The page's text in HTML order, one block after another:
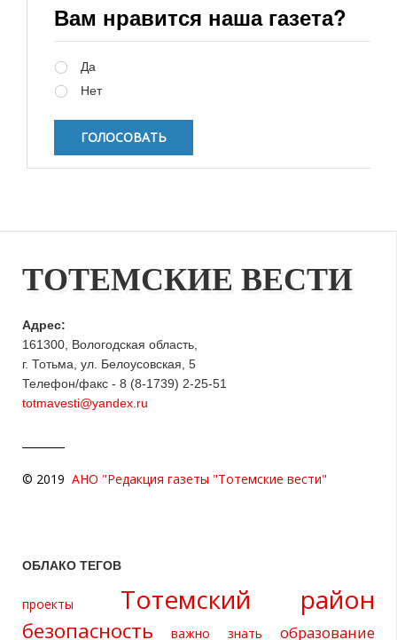
Вам нравится наша газета?
Да
Нет
ТОТЕМСКИЕ ВЕСТИ
Адрес:
161300, Вологодская область,
г. Тотьма, ул. Белоусовская, 5
Телефон/факс - 8 (8-1739) 2-25-51
totmavesti@yandex.ru
© 2019 АНО "Редакция газеты "Тотемские вести"
ОБЛАКО ТЕГОВ
проекты Тотемский район
безопасность важно знать образование